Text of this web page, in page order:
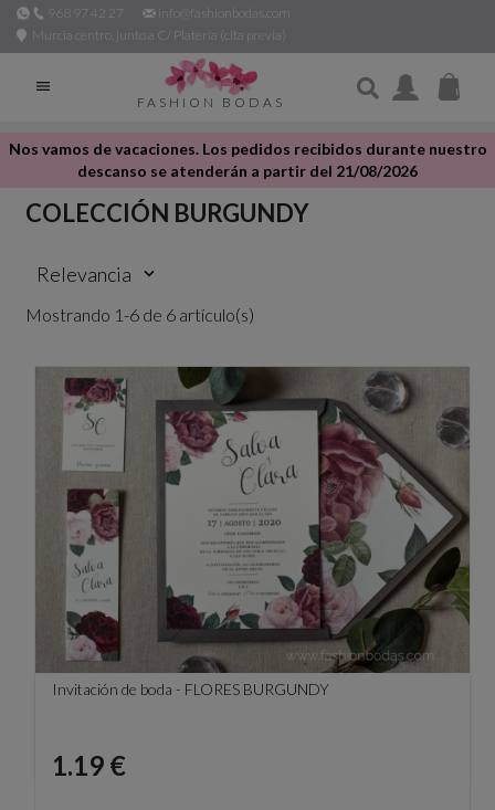
968 97 42 27
info@fashionbodas.com
Murcia centro, junto a C/ Platería (cita previa)

FASHION BODAS
Nos vamos de vacaciones. Los pedidos recibidos durante nuestro
descanso se atenderán a partir del 21/08/2026
COLECCIÓN BURGUNDY
Relevancia keyboard_arrow_down
Mostrando 1-6 de 6 artículo(s)
Invitación de boda - FLORES BURGUNDY
Precio
1.19 €